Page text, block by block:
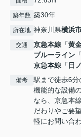
築年数 築30年
所在地 神奈川県横浜
交通 京急本線 「黄
ブルーライン 「
京急本線 「 日
備考
駅まで徒歩6
機能的な設備
なら、京急本
だわりやご要
軽にお問い合